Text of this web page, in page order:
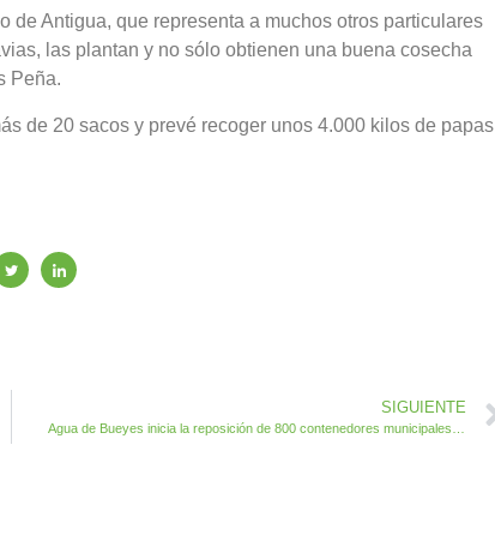
de Antigua, que representa a muchos otros particulares
las plantan y no sólo obtienen una buena cosecha
Peña.
de 20 sacos y prevé recoger unos 4.000 kilos de papas
SIGUIENTE